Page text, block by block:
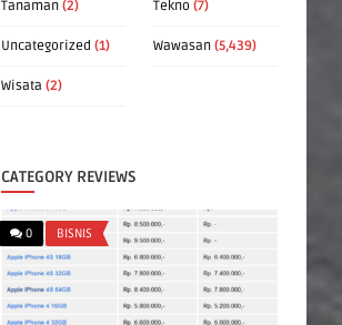
Tanaman (2) Tekno (7)
Uncategorized (1) Wawasan (5,439)
Wisata (2)
CATEGORY REVIEWS
0 BISNIS